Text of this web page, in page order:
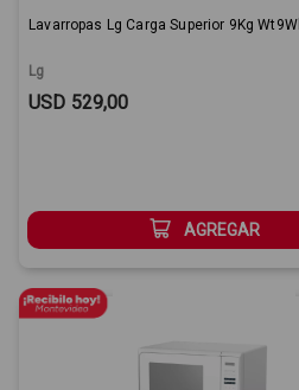
Lavarropas Lg Carga Superior 9Kg Wt9Wl
Lg
Sale Price:
USD 529,00
AGREGAR